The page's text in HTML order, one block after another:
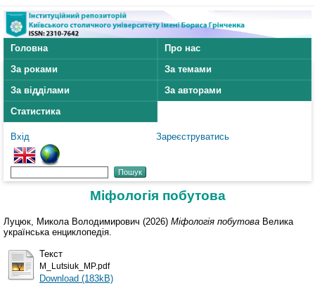
Головна
Про нас
За роками
За темами
За відділами
За авторами
Статистика
Вхід Зареєструватись
Міфологія побутова
Луцюк, Микола Володимирович (2026) Міфологія побутова Велика
українська енциклопедія.
Текст
M_Lutsiuk_MP.pdf
Download (183kB)